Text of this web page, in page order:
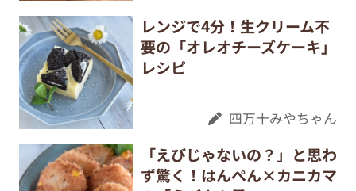
レンジで4分！生クリーム不
要の「オレオチーズケーキ」
レシピ
四万十みやちゃん
「えびじゃないの？」と思わ
ず驚く！はんぺん×カニカマ